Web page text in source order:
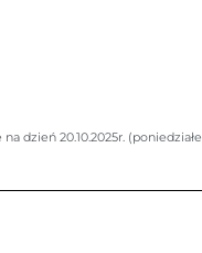
dzień 20.10.2025r.